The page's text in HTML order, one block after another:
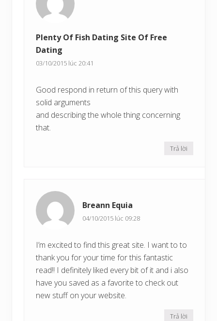
Plenty Of Fish Dating Site Of Free
Dating
03/10/2015 lúc 20:41
Good respond in return of this query with
solid arguments
and describing the whole thing concerning
that.
Trả lời
Breann Equia
04/10/2015 lúc 09:28
I’m excited to find this great site. I want to to
thank you for your time for this fantastic
read!! I definitely liked every bit of it and i also
have you saved as a favorite to check out
new stuff on your website.
Trả lời